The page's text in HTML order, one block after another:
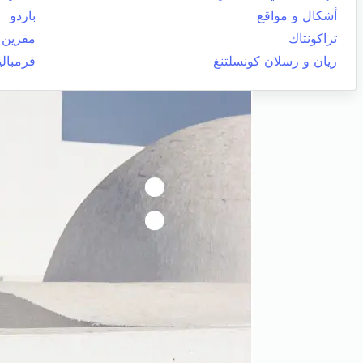
أشكال و مواقع
باردو
تراكونتاك
مقرين
ريان و رسلان كونسلتنغ